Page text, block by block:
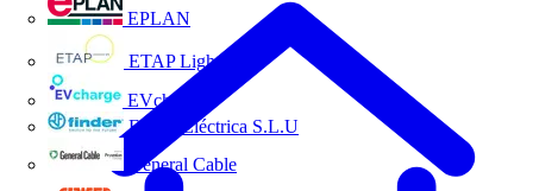
EPLAN
ETAP Lighting
EVcharge
Finder Eléctrica S.L.U
General Cable